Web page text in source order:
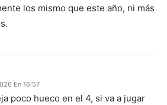
los mismo que este año, ni más
En 16:57
poco hueco en el 4, si va a jugar